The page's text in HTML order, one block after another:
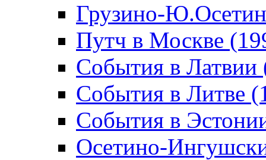
Грузино-
Путч в Москве
События в Латвии
События в Литве
События в
Осетино-